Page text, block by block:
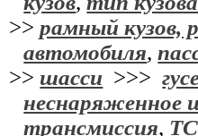
>>рамный кузов,
автомобиля,
>> шасси >>>
неснаряженное
трансмиссия, ТС